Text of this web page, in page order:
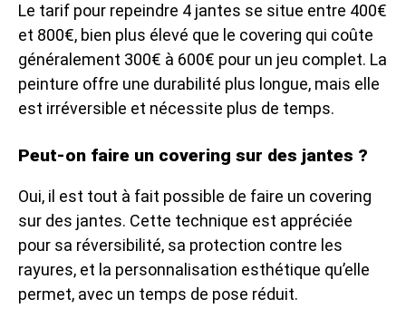
Le tarif pour repeindre 4 jantes se situe entre 400€
et 800€, bien plus élevé que le covering qui coûte
généralement 300€ à 600€ pour un jeu complet. La
peinture offre une durabilité plus longue, mais elle
est irréversible et nécessite plus de temps.
Peut-on faire un covering sur des jantes ?
Oui, il est tout à fait possible de faire un covering
sur des jantes. Cette technique est appréciée
pour sa réversibilité, sa protection contre les
rayures, et la personnalisation esthétique qu’elle
permet, avec un temps de pose réduit.